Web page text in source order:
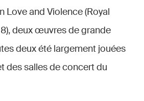
Love and Violence (Royal
deux œuvres de grande
deux été largement jouées
des salles de concert du